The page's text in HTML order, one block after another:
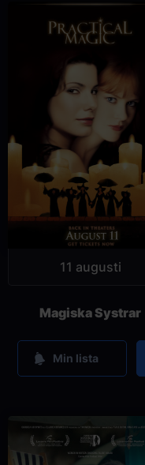
11 augusti
Magiska Systrar
Min lista